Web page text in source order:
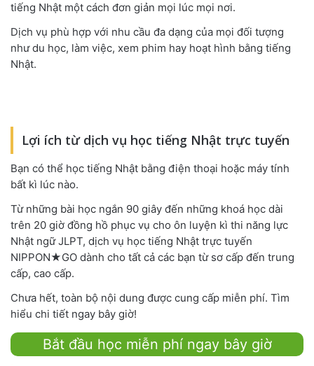
tiếng Nhật một cách đơn giản mọi lúc mọi nơi.
Dịch vụ phù hợp với nhu cầu đa dạng của mọi đối tượng
như du học, làm việc, xem phim hay hoạt hình bằng tiếng
Nhật.
Lợi ích từ dịch vụ học tiếng Nhật trực tuyến
Bạn có thể học tiếng Nhật bằng điện thoại hoặc máy tính
bất kì lúc nào.
Từ những bài học ngắn 90 giây đến những khoá học dài
trên 20 giờ đồng hồ phục vụ cho ôn luyện kì thi năng lực
Nhật ngữ JLPT, dịch vụ học tiếng Nhật trực tuyến
NIPPON★GO dành cho tất cả các bạn từ sơ cấp đến trung
cấp, cao cấp.
Chưa hết, toàn bộ nội dung được cung cấp miễn phí. Tìm
hiểu chi tiết ngay bây giờ!
Bắt đầu học miễn phí ngay bây giờ